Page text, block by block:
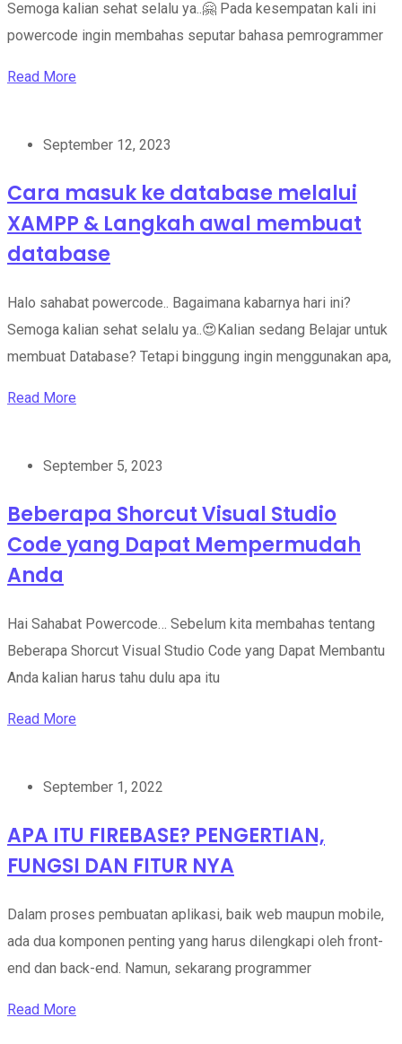
Semoga kalian sehat selalu ya..🤗 Pada kesempatan kali ini
powercode ingin membahas seputar bahasa pemrogrammer
Read More
September 12, 2023
Cara masuk ke database melalui
XAMPP & Langkah awal membuat
database
Halo sahabat powercode.. Bagaimana kabarnya hari ini?
Semoga kalian sehat selalu ya..😍Kalian sedang Belajar untuk
membuat Database? Tetapi binggung ingin menggunakan apa,
Read More
September 5, 2023
Beberapa Shorcut Visual Studio
Code yang Dapat Mempermudah
Anda
Hai Sahabat Powercode… Sebelum kita membahas tentang
Beberapa Shorcut Visual Studio Code yang Dapat Membantu
Anda kalian harus tahu dulu apa itu
Read More
September 1, 2022
APA ITU FIREBASE? PENGERTIAN,
FUNGSI DAN FITUR NYA
Dalam proses pembuatan aplikasi, baik web maupun mobile,
ada dua komponen penting yang harus dilengkapi oleh front-
end dan back-end. Namun, sekarang programmer
Read More